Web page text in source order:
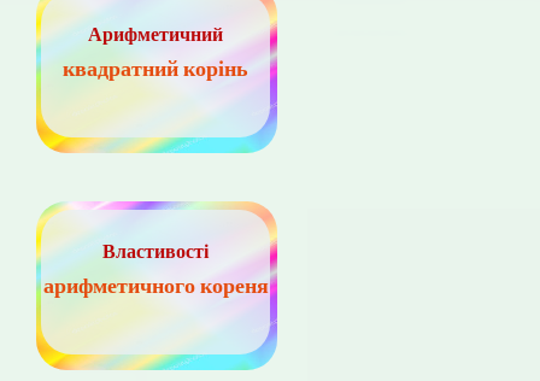
Арифметичний
квадратний корінь
Властивості
арифметичного кореня